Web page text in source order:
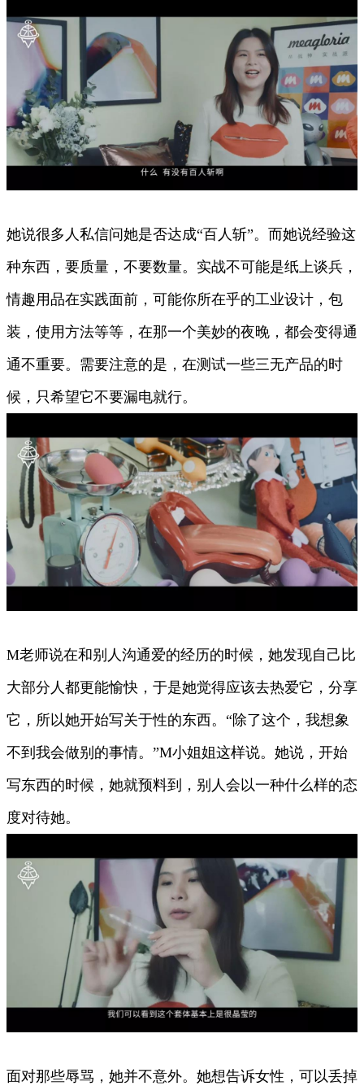
她说很多人私信问她是否达成“百人斩”。而她说经验这
种东西，要质量，不要数量。实战不可能是纸上谈兵，
情趣用品在实践面前，可能你所在乎的工业设计，包
装，使用方法等等，在那一个美妙的夜晚，都会变得通
通不重要。需要注意的是，在测试一些三无产品的时
候，只希望它不要漏电就行。
M老师说在和别人沟通爱的经历的时候，她发现自己比
大部分人都更能愉快，于是她觉得应该去热爱它，分享
它，所以她开始写关于性的东西。“除了这个，我想象
不到我会做别的事情。”M小姐姐这样说。她说，开始
写东西的时候，她就预料到，别人会以一种什么样的态
度对待她。
面对那些辱骂，她并不意外。她想告诉女性，可以丢掉